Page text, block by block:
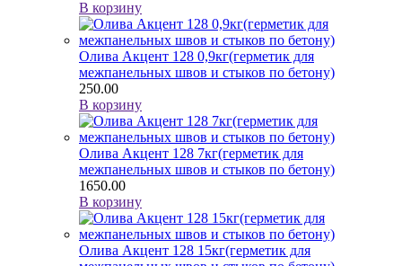
В корзину
Олива Акцент 128 0,9кг(герметик для
межпанельных швов и стыков по бетону)
250.00
В корзину
Олива Акцент 128 7кг(герметик для
межпанельных швов и стыков по бетону)
1650.00
В корзину
Олива Акцент 128 15кг(герметик для